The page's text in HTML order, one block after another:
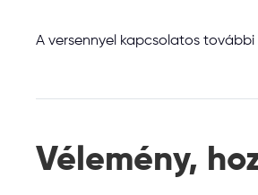
A versennyel kapcsolatos
Vélemény,